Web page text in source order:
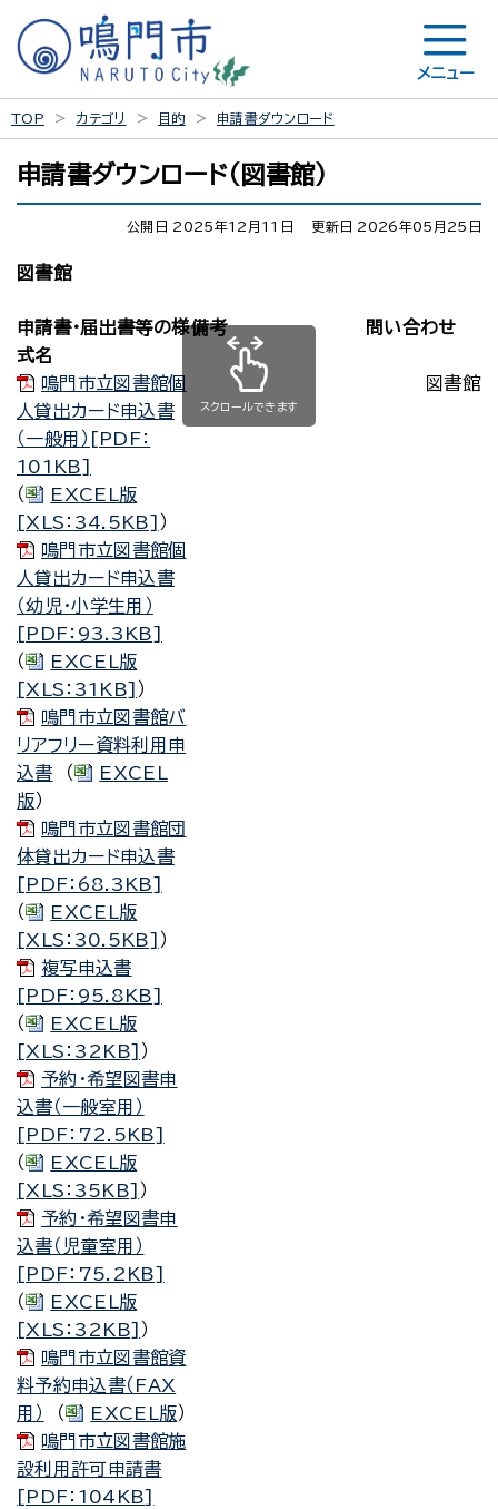
メニュー
TOP カテゴリ 目的 申請書ダウンロード
申請書ダウンロード（図書館）
公開日 2025年12月11日 更新日 2026年05月25日
図書館
申請書・届出書等の様
式名
備考 問い合わせ
鳴門市立図書館個
人貸出カード申込書
（一般用）[PDF：
101KB]
（
EXCEL版
[XLS：34.5KB] ）
図書館
鳴門市立図書館個
人貸出カード申込書
（幼児・小学生用）
[PDF：93.3KB]
（
EXCEL版
[XLS：31KB] ）
鳴門市立図書館バ
リアフリー資料利用申
込書 （
EXCEL
版 ）
鳴門市立図書館団
体貸出カード申込書
[PDF：68.3KB]
（
EXCEL版
[XLS：30.5KB] ）
複写申込書
[PDF：95.8KB]
（
EXCEL版
[XLS：32KB] ）
予約・希望図書申
込書（一般室用）
[PDF：72.5KB]
（
EXCEL版
[XLS：35KB] ）
予約・希望図書申
込書（児童室用）
[PDF：75.2KB]
（
EXCEL版
[XLS：32KB] ）
鳴門市立図書館資
料予約申込書（FAX
用）
（ EXCEL版 ）
鳴門市立図書館施
設利用許可申請書
[PDF：104KB]
スクロールできます